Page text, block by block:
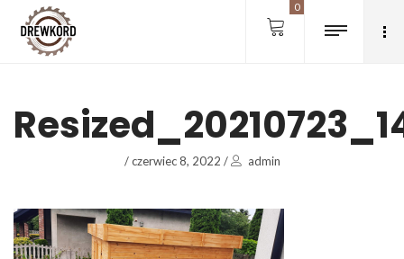
0
/ czerwiec 8, 2022 / admin